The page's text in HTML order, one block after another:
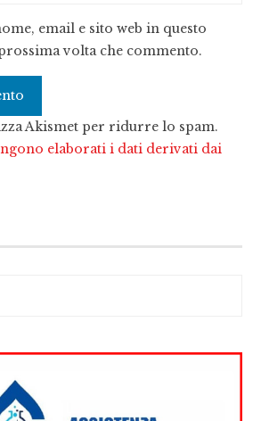
email e sito web in questo
volta che commento.
Akismet per ridurre lo spam.
elaborati i dati derivati dai